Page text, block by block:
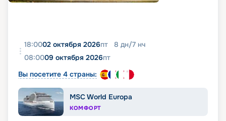
18:0002 октября 2026пт 8 дн/7 нч
08:0009 октября 2026пт
Вы посетите 4 страны:
MSC World Europa
КОМФОРТ